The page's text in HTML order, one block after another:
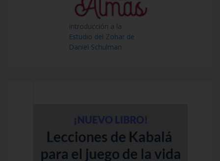
Introducción a la
Estudio del Zohar de
Daniel Schulman